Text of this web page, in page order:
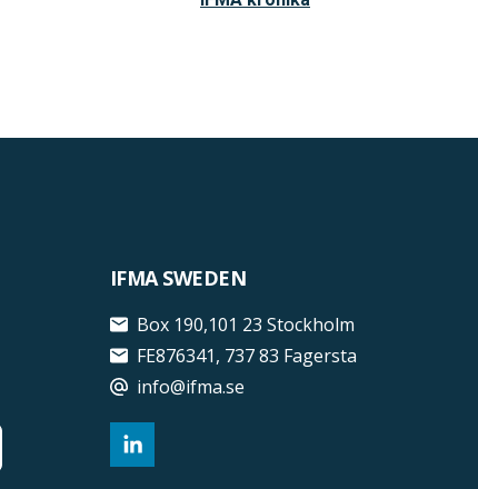
IFMA SWEDEN
Box 190,101 23 Stockholm
FE876341, 737 83 Fagersta
info@ifma.se